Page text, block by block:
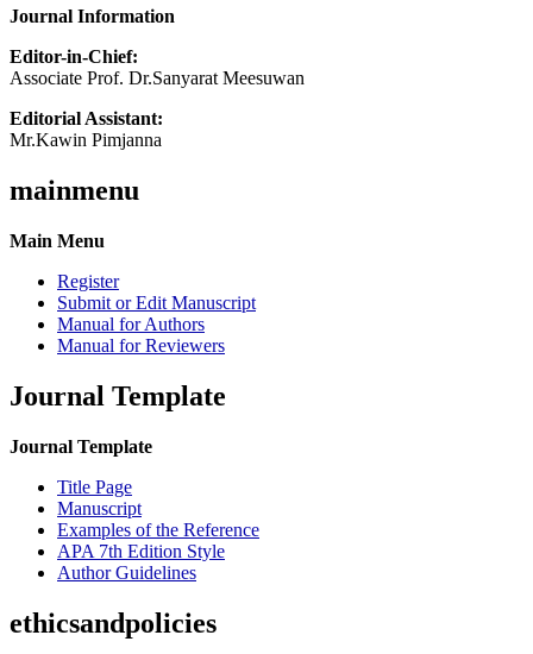
Journal Information
Editor-in-Chief:
Associate Prof. Dr.Sanyarat Meesuwan
Editorial Assistant:
Mr.Kawin Pimjanna
mainmenu
Main Menu
Register
Submit or Edit Manuscript
Manual for Authors
Manual for Reviewers
Journal Template
Journal Template
Title Page
Manuscript
Examples of the Reference
APA 7th Edition Style
Author Guidelines
ethicsandpolicies